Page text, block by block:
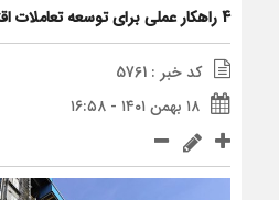
4 راهکار عملی برای توسعه تعاملات اقتصادی ایران و کویت
کد خبر : 5761
۱۸ بهمن ۱۴۰۱ - ۱۶:۵۸